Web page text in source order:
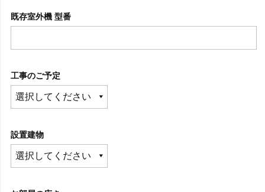
既存室外機 型番
工事のご予定
設置建物